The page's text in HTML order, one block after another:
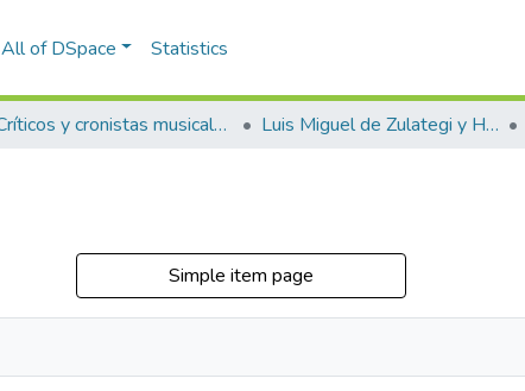
All of DSpace Statistics
Críticos y cronistas musicales Luis Miguel de Zulategi y Huarte
Simple item page